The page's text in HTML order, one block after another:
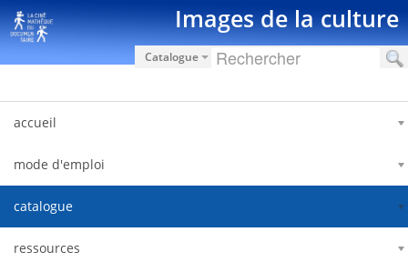
Saut au contenu Images de la culture
Catalogue
accueil
mode d'emploi
catalogue
ressources